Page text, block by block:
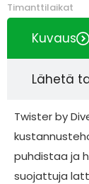
Timanttilaikat
Kuvaus
Lähetä
Twister by
puhdistaa ja
suojattuja